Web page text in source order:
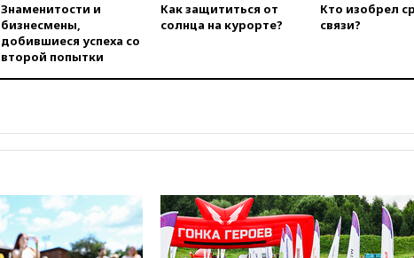
девяти БПЛА, сбитых на
подлете к Москве
регионами
авиатоплива в Европу
06:30
США и Колумбия
обсуждают
Знаменитости и
бизнесмены,
добившиеся успеха со
второй попытки
Как защититься от
солнца на курорте?
Кто изобрел
связи?